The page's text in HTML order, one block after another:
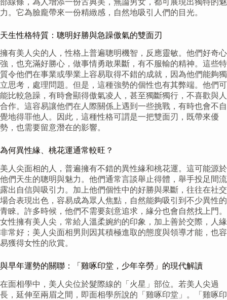
力。它為臉龐帶來一份精緻感，自然地吸引人們的目光。
天生性格特質：聰明好勝與急躁傲氣的雙面刃
擁有美人尖的人，性格上普遍聰明機智，反應靈敏。他們好奇心
強，也充滿好勝心，做事情勇敢果斷，有不服輸的精神。這些特
質令他們在事業或學業上容易取得不錯的成就，因為他們能夠獨
立思考，處理問題。但是，這種強勢的個性也有其弊端。他們可
能比較急躁，有時會顯得傲氣凌人，甚至獨斷獨行，不喜歡與人
合作。這容易讓他們在人際關係上遇到一些挑戰，有時也會不自
覺地得罪他人。因此，這種性格可謂是一把雙面刃，既帶來優
勢，也需要留意潛在的影響。
為何異性緣、桃花運通常較旺？
美人尖面相的人，普遍擁有不錯的異性緣和桃花運。這可能源於
他們天生的聰明與魅力。他們通常言談舉止得體，舉手投足間流
露出自信與吸引力。加上他們個性中的好勝與果斷，往往在社交
場合表現出色，容易成為眾人焦點，自然能夠吸引到不少異性的
青睞。許多時候，他們不需要刻意追求，緣分也會自然找上門。
女性擁有美人尖，常給人溫柔婉約的印象，加上善於交際，人緣
非常好；美人尖面相男則因其積極進取的態度與領導才能，也容
易獲得女性的欣賞。
與早年運勢的關聯：「雞啄印堂，少年辛勞」的現代解讀
在面相學中，美人尖位於髮際線的「火星」部位。若美人尖過
長，延伸至兩眉之間，即面相學所說的「雞啄印堂」。「雞啄印